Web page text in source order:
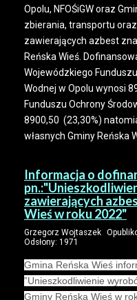
Opolu, NFOŚiGW oraz
zbierania, transportu
zawierających azbest
Reńska Wieś.
Wojewódzkiego
Wodnej w Opolu wynosi
Funduszu Ochrony
8900,50 (23,30%)
własnych Gminy Reńska
Informacja o
zawierających
Wieś w roku 2022"
Grzegorz Wojtaszek
Odsłony: 1971
Gmina Reńska Wieś
”Unieszkodliwienie
Gminy Reńska Wieś w